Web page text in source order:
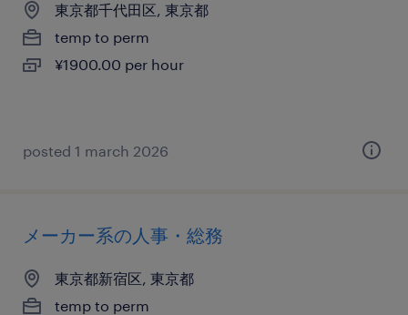
東京都千代田区, 東京都
temp to perm
¥1900.00 per hour
posted 1 march 2026
メーカー系の人事・総務
東京都新宿区, 東京都
temp to perm